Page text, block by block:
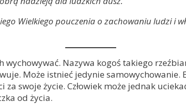
Wielkiego pouczenia o zachowaniu ludzi i
Nazywa kogoś takiego
Może istnieć jedynie
swoje życie. Człowiek może jednak
od życia.